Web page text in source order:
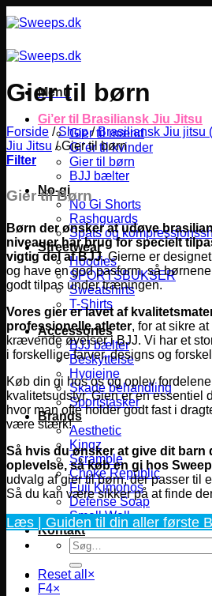
til
Menu
Gi’er til Brasiliansk Jiu Jitsu
Gier til mænd
Gi’er til kvinder
Gier til børn
BJJ bælter
No-gi
No Gi Shorts
Rashguards
Spats og
Streetwear
Hoodies
SPORTSBUKSER
Sweatshirts
T-Shirts
Accessories
BJJ bælter
Beskyttelse
Hygiejne
Skade behandling
Sportstasker
Brands
Aesthetic
Kingz
Scramble
Choke Republic
Fuji Kimonos
Defense Soap
Smell Well
Kontakt
Søg
efter:
Gier til børn
Forside / Shop / Brasiliansk Jiu jitsu
Jiu Jitsu /Gier til børn
Filter
Gier til Børn
Børn der ønsker at udøve
niveauer har brug for specielt
vigtig del af BJJ.Gierne er
og have en god pasform, så
godt tilpas under træningen.
Vores gier er lavet af
professionelle atleter, for at sikre
krævende øvelser i BJJ. Vi har et
i forskellige farver, designs og
Køb din gi hos os og oplev
kvalitetsudstyr. Gien er en essentiel
hvor man ofte holder godt fast i
være stærk!
Så hvis du ønsker at give dit
oplevelse, så køb en gi hos
udvalg af gier til børn, der passer til
Så du kan være sikker på at finde
Læs | Guiden til din aller første
Reset all ×
F4×